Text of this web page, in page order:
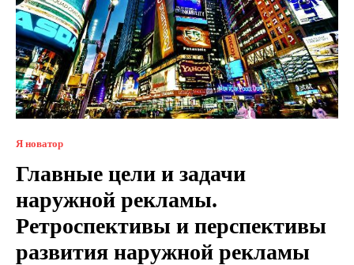
Я новатор
Главные цели и задачи
наружной рекламы.
Ретроспективы и перспективы
развития наружной рекламы